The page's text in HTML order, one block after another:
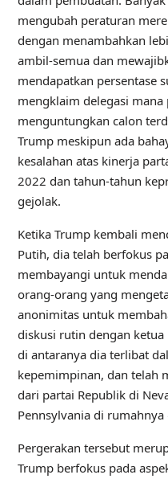
mengubah peraturan
dengan menambahkan
ambil-semua dan
mendapatkan persentase
mengklaim delegasi
menguntungkan calon
Trump meskipun ada
kesalahan atas kinerja
2022 dan tahun-tahun
gejolak.
Ketika Trump kembali
Putih, dia telah berfokus
membayangi untuk
orang-orang yang
anonimitas untuk
diskusi rutin dengan
di antaranya dia terlibat
kepemimpinan, dan telah
dari partai Republik di
Pennsylvania di rumahnya
Pergerakan tersebut
Trump berfokus pada